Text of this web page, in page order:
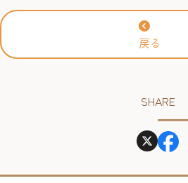
戻る
SHARE